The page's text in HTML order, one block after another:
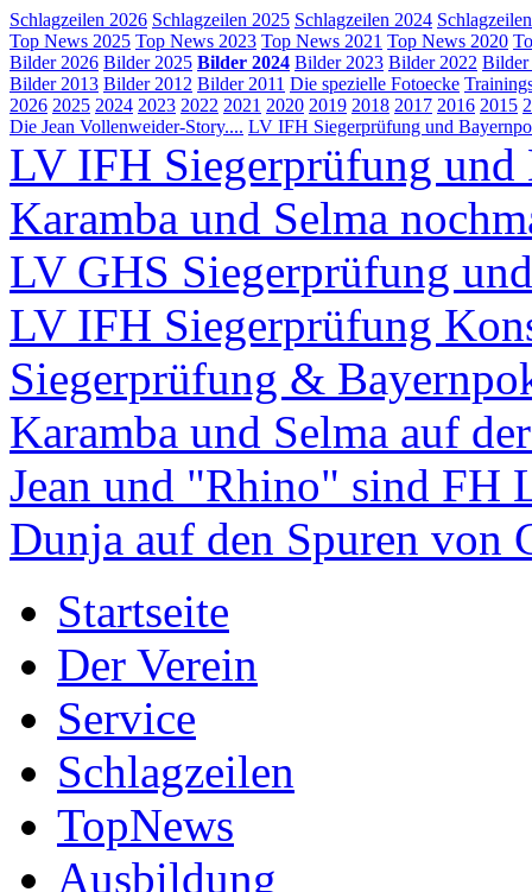
Schlagzeilen 2026 Schlagzeilen 2025 Schlagzeilen 2024
Top News 2025 Top News 2023 Top News 2021 Top News 2020
Bilder 2026 Bilder 2025 Bilder 2024 Bilder 2023 Bilder 2022 Bilder
Bilder 2013 Bilder 2012 Bilder 2011 Die spezielle Fotoecke
2026 2025 2024 2023 2022 2021 2020 2019 2018 2017 2016 2015
Die Jean Vollenweider-Story.... LV IFH Siegerprüfung und
LV IFH Siegerprüfung
Karamba und Selma
LV GHS Siegerprüfung
LV IFH Siegerprüfung
Siegerprüfung &
Karamba und Selma auf
Jean und "Rhino" sind FH
Dunja auf den Spuren von
Startseite
Der Verein
Service
Schlagzeilen
TopNews
Ausbildung